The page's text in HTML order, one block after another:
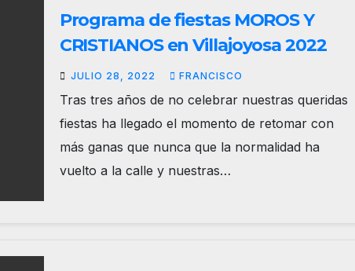
Programa de fiestas MOROS Y
CRISTIANOS en Villajoyosa 2022
JULIO 28, 2022 FRANCISCO
Tras tres años de no celebrar nuestras queridas
fiestas ha llegado el momento de retomar con
más ganas que nunca que la normalidad ha
vuelto a la calle y nuestras…